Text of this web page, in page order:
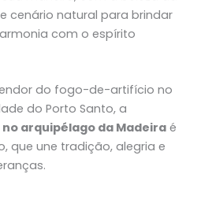
cenário natural para brindar
com o espírito
do fogo-de-artifício no
do Porto Santo, a
arquipélago da Madeiraé
que une tradição, alegria e